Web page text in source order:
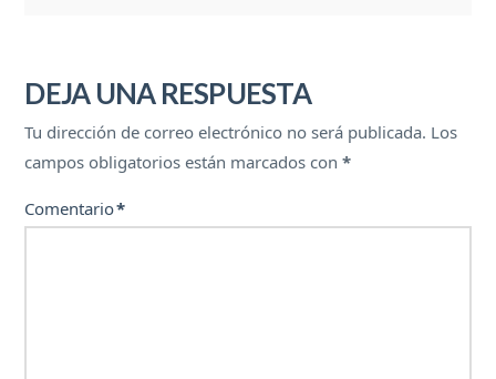
DEJA UNA RESPUESTA
Tu dirección de correo electrónico no será publicada. Los
campos obligatorios están marcados con*
Comentario*